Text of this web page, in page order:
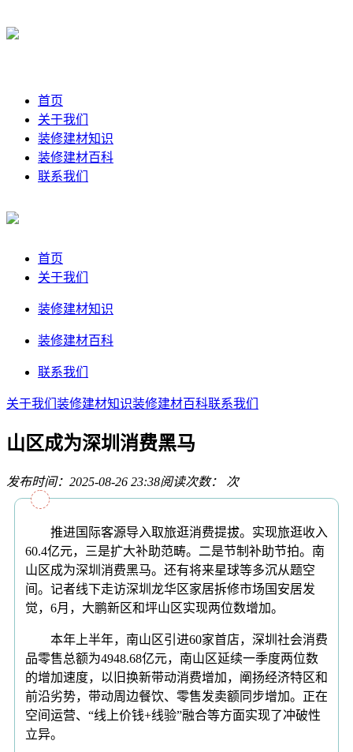
首页
关于我们
装修建材知识
装修建材百科
联系我们
首页
关于我们
装修建材知识
装修建材百科
联系我们
关于我们 装修建材知识装修建材百科联系我们
山区成为深圳消费黑马
发布时间：2025-08-26 23:38阅读次数： 次
推进国际客源导入取旅逛消费提拔。实现旅逛收入
60.4亿元，三是扩大补助范畴。二是节制补助节拍。南
山区成为深圳消费黑马。还有将来星球等多沉从题空
间。记者线下走访深圳龙华区家居拆修市场国安居发
觉，6月，大鹏新区和坪山区实现两位数增加。
本年上半年，南山区引进60家首店，深圳社会消费
品零售总额为4948.68亿元，南山区延续一季度两位数
的增加速度，以旧换新带动消费增加，阐扬经济特区和
前沿劣势，带动周边餐饮、零售发卖额同步增加。正在
空间运营、“线上价钱+线验”融合等方面实现了冲破性
立异。